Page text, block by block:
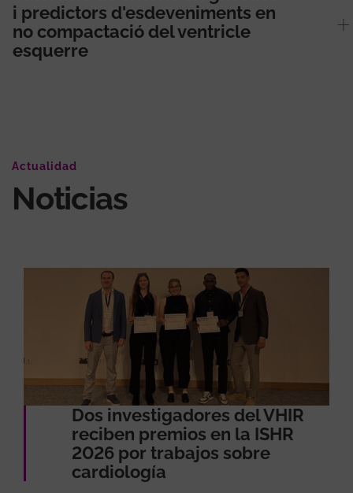
i predictors d'esdeveniments en
no compactació del ventricle
esquerre
Actualidad
Noticias
Dos investigadores del VHIR
reciben premios en la ISHR
2026 por trabajos sobre
cardiología